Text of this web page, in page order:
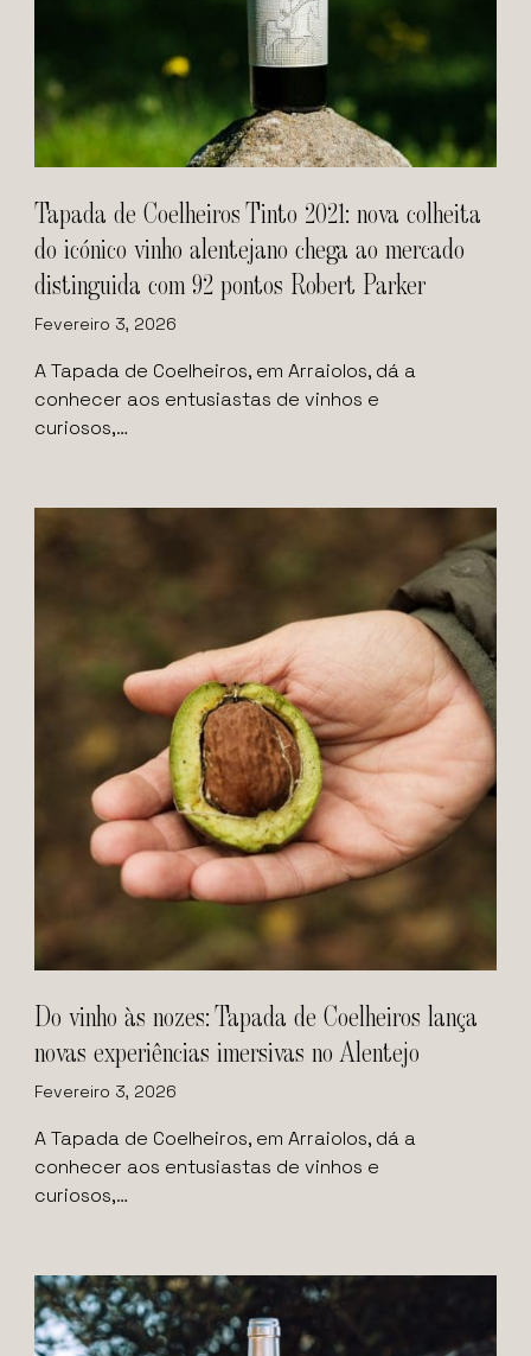
Tapada de Coelheiros Tinto 2021: nova colheita
do icónico vinho alentejano chega ao mercado
distinguida com 92 pontos Robert Parker
Fevereiro 3, 2026
A Tapada de Coelheiros, em Arraiolos, dá a
conhecer aos entusiastas de vinhos e
curiosos,…
Do vinho às nozes: Tapada de Coelheiros lança
novas experiências imersivas no Alentejo
Fevereiro 3, 2026
A Tapada de Coelheiros, em Arraiolos, dá a
conhecer aos entusiastas de vinhos e
curiosos,…